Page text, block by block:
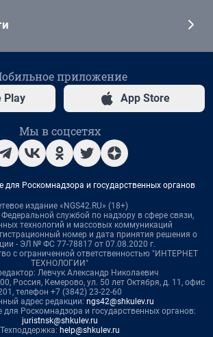
приложение
Play App Store
Мы в соцсетях
для Роскомнадзора и государственных органов
издание «NGS42.RU» (18+)
службой по надзору в сфере связи,
технологий и массовых коммуникаций
номер и дата принятия решения о
- ЭЛ № ФС 77-78817 от 07.08.2020 г.
с ограниченной ответственностью "ИНТЕРНЕТ
ТЕХНОЛОГИИ"
Левчук Александр Николаевич
Россия, Кемерово, ул. 50 лет Октября, д. 11, офис
телефон +7 (3842) 23-22-60
адрес редакции: ngs42@shkulev.ru
для Роскомнадзора и государственных органов:
juristnsk@shkulev.ru
Техподдержка: help@shkulev.ru